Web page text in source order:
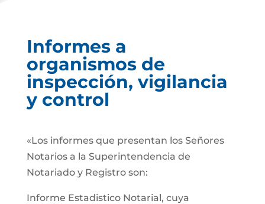
Informes a
organismos de
inspección, vigilancia
y control
«Los informes que presentan los Señores
Notarios a la Superintendencia de
Notariado y Registro son:
Informe Estadistico Notarial, cuya